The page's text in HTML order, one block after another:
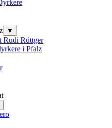
▼
Rudi Rüttger
i Pfalz